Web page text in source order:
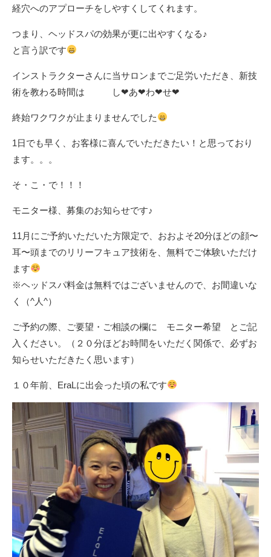
経穴へのアプローチをしやすくしてくれます。
つまり、ヘッドスパの効果が更に出やすくなる♪
と言う訳です
インストラクターさんに当サロンまでご足労いただき、新技
術を教わる時間は し❤︎あ❤︎わ❤︎せ❤︎
終始ワクワクが止まりませんでした
1日でも早く、お客様に喜んでいただきたい！と思っており
ます。。。
そ・こ・で！！！
モニター様、募集のお知らせです♪
11月にご予約いただいた方限定で、おおよそ20分ほどの顔〜
耳〜頭までのリリーフキュア技術を、無料でご体験いただけ
ます
※ヘッドスパ料金は無料ではございませんので、お間違いな
く（^人^）
ご予約の際、ご要望・ご相談の欄に モニター希望 とご記
入ください。（２０分ほどお時間をいただく関係で、必ずお
知らせいただきたく思います）
１０年前、EraLに出会った頃の私です